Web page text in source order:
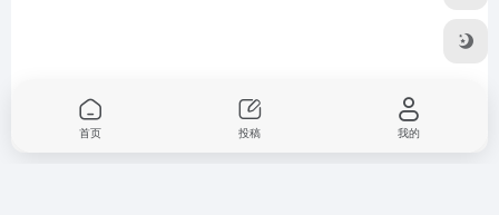
首页 投稿 我的